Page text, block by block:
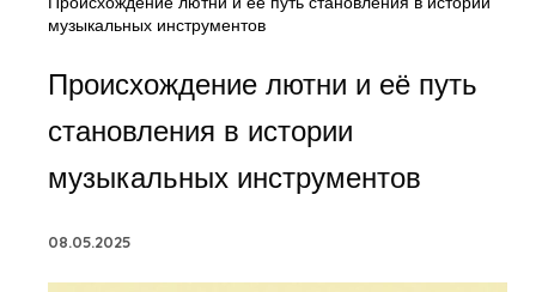
музыкальных инструментов
Происхождение лютни и её путь
становления в истории
музыкальных инструментов
08.05.2025